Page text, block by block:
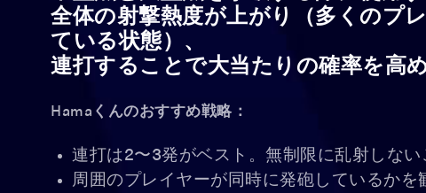
全体の射撃熱度が上がり（多くのプ
ている状態）、
連打することで大当たりの確率を高
Hamaくんのおすすめ戦略：
連打は2〜3発がベスト。無制限に乱射しない
周囲のプレイヤーが同時に発砲しているか